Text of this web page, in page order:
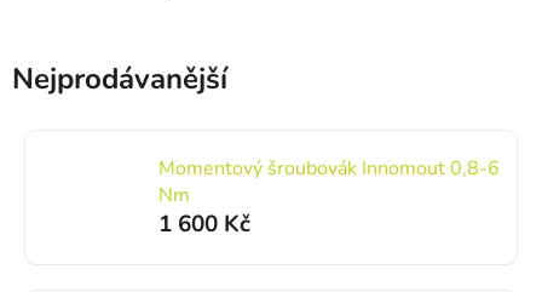
Nejprodávanější
Momentový šroubovák Innomout 0,8-6
Nm
1 600 Kč